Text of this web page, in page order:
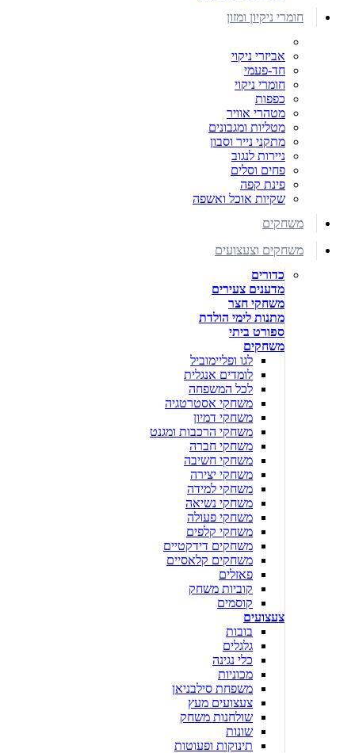
חומרי ניקיון ומזון
אביזרי ניקוי
חד-פעמי
חומרי ניקוי
כפפות
מטהרי אוויר
מטליות ומגבונים
מתקני נייר וסבון
ניירות לנגוב
פחים וסלים
פינת קפה
שקיות אוכל ואשפה
משחקים
משחקים וצעצועים
כדורים
מדענים צעירים
משחקי חצר
מתנות לימי הולדת
ספורט ביתי
משחקים
לגו ופליימוביל
לומדים אנגלית
לכל המשפחה
משחקי אסטרטגיה
משחקי דמיון
משחקי הרכבות ומגנט
משחקי חברה
משחקי חשיבה
משחקי יצירה
משחקי למידה
משחקי נשיאה
משחקי פעולה
משחקי קלפים
משחקים דידקטיים
משחקים קלאסיים
פאזלים
קוביות משחק
קוסמים
צעצועים
בובות
גלגלים
כלי נגינה
מכוניות
משפחת סילבניאן
צעצועים מעץ
שולחנות משחק
שונות
תינוקות ופעוטות